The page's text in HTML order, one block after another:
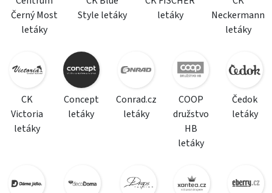
Černý Most
letáky
Style letáky
letáky
Neckermann
letáky
CK
Victoria
letáky
Concept
letáky
Conrad.cz
letáky
COOP
družstvo
HB
letáky
Čedok
letáky